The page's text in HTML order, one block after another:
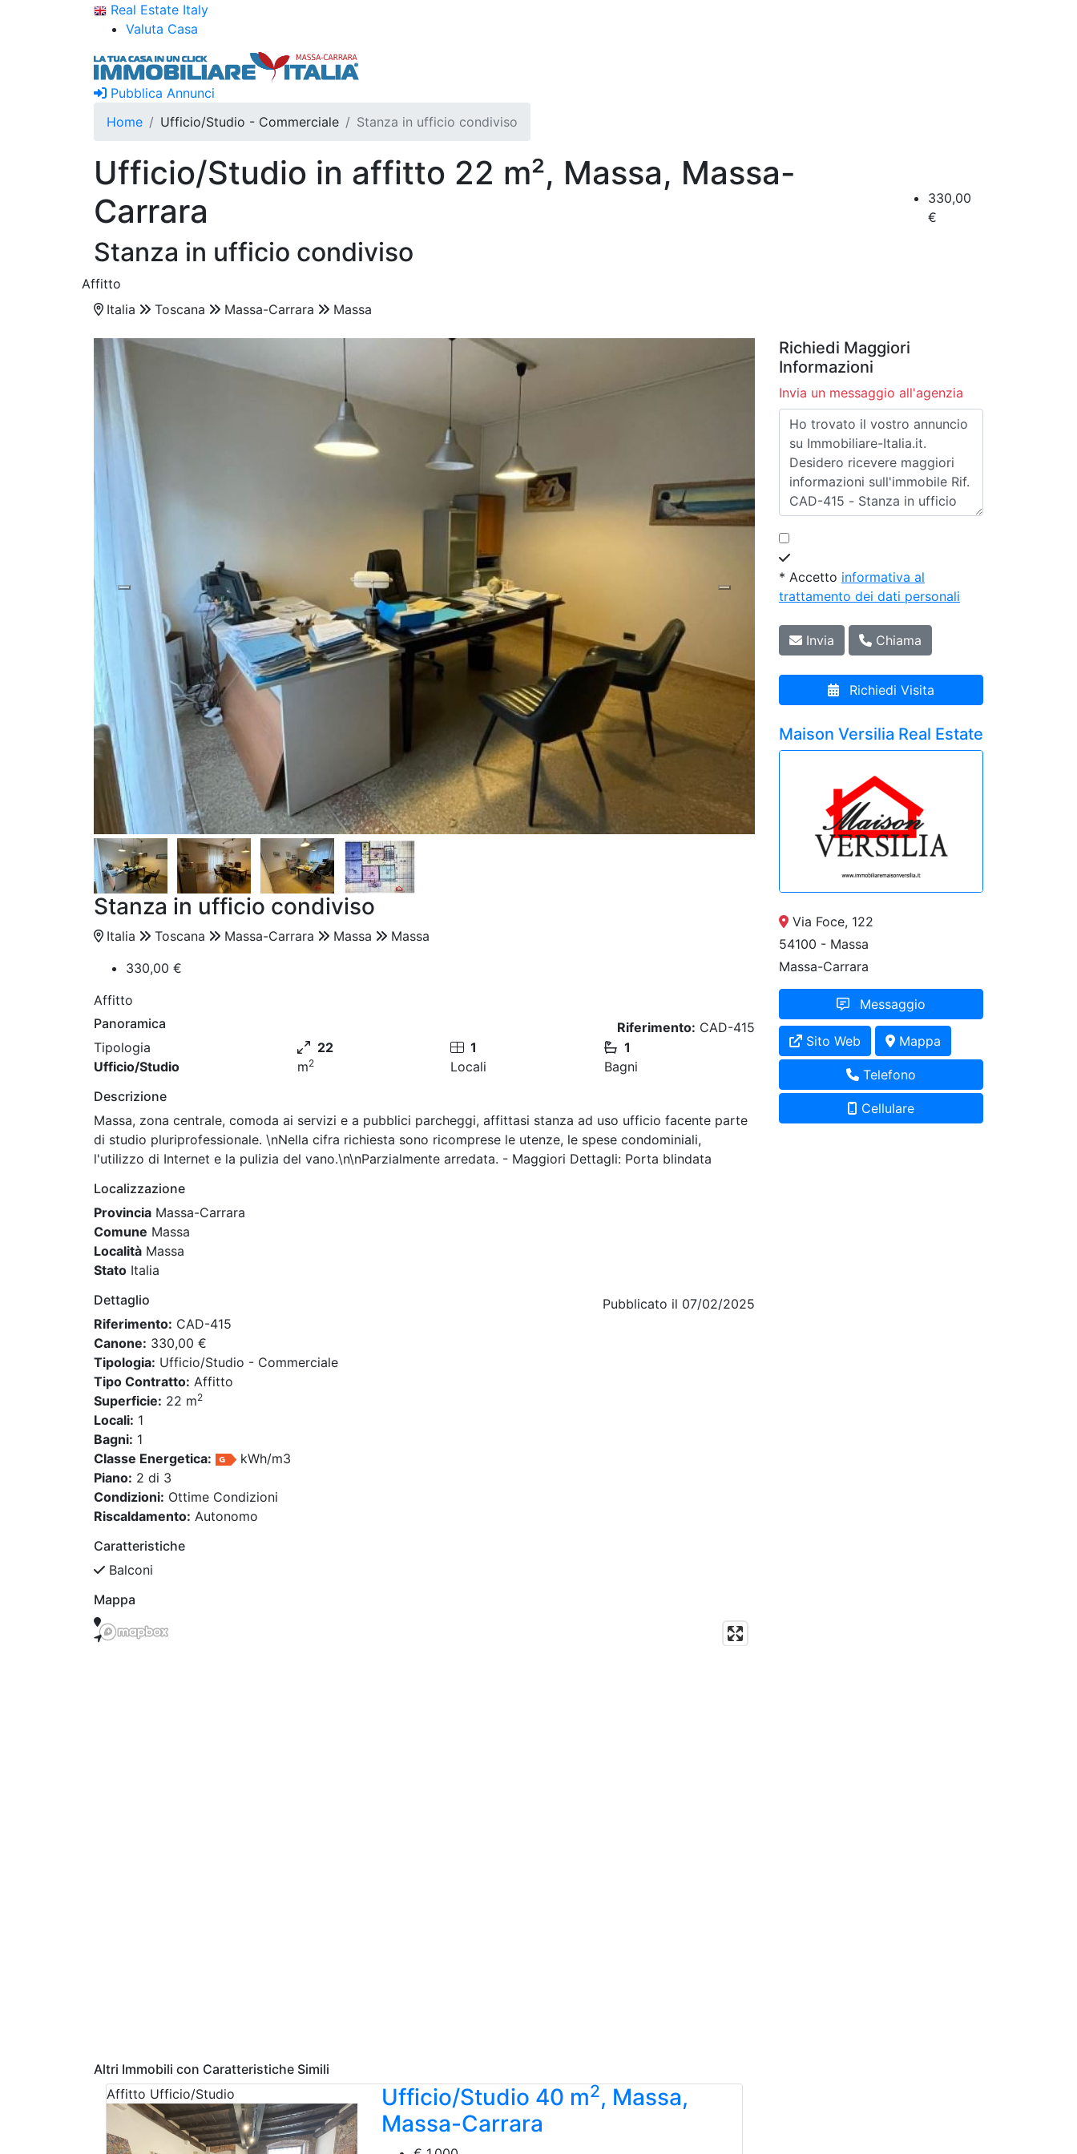
Real Estate Italy
Valuta Casa
Pubblica Annunci
Home
Ufficio/Studio - Commerciale Stanza in ufficio condiviso
Ufficio/Studio in affitto 22 m², Massa, Massa-
Carrara
Stanza in ufficio condiviso
330,00
€
Affitto
Italia
Toscana Massa-Carrara Massa
Stanza in ufficio condiviso
Italia Toscana Massa-Carrara Massa
Massa
330,00 €
Affitto
Panoramica
Riferimento: CAD-415
Tipologia
Ufficio/Studio
22
m2
1
Locali
1
Bagni
Descrizione
Massa, zona centrale, comoda ai servizi e a pubblici parcheggi, affittasi stanza ad uso ufficio facente parte
di studio pluriprofessionale. \nNella cifra richiesta sono ricomprese le utenze, le spese condominiali,
l'utilizzo di Internet e la pulizia del vano.\n\nParzialmente arredata. - Maggiori Dettagli: Porta blindata
Localizzazione
Provincia Massa-Carrara
Comune Massa
Località Massa
Stato Italia
Dettaglio
Pubblicato il 07/02/2025
Riferimento: CAD-415
Canone: 330,00 €
Tipologia: Ufficio/Studio - Commerciale
Tipo Contratto: Affitto
Superficie: 22 m2
Locali: 1
Bagni: 1
Classe Energetica:
kWh/m3
Piano: 2 di 3
Condizioni: Ottime Condizioni
Riscaldamento: Autonomo
Caratteristiche
Balconi
Mappa
Altri Immobili con Caratteristiche Simili
Affitto Ufficio/Studio Ufficio/Studio 40 m2, Massa,
Massa-Carrara
Richiedi Maggiori
Informazioni
Invia un messaggio all'agenzia
* Accetto informativa al
trattamento dei dati personali
Invia Chiama
Richiedi Visita
Maison Versilia Real Estate
Via Foce, 122
54100 - Massa
Massa-Carrara
Messaggio
Sito Web Mappa
Telefono
Cellulare